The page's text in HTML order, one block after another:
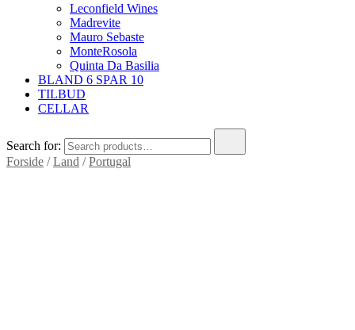
Leconfield Wines
Madrevite
Mauro Sebaste
MonteRosola
Quinta Da Basilia
BLAND 6 SPAR 10
TILBUD
CELLAR
Search for:
Forside /Land /Portugal